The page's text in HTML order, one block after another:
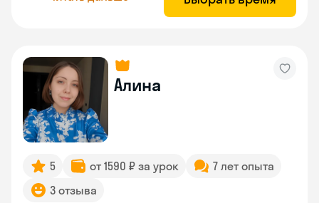
Алина
5 от 1590 ₽ за урок
7 лет опыта
3 отзыва